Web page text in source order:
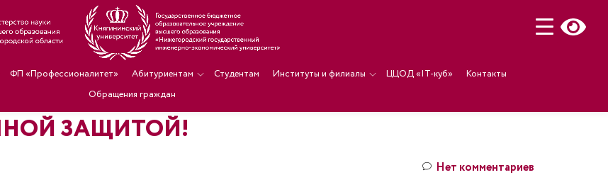
ФП «Профессионалитет» Абитуриентам Студентам Институты и филиалы ЦЦОД «IT-куб»
Контакты
Обращения граждан
ЗАЩИТОЙ!
Нет комментариев